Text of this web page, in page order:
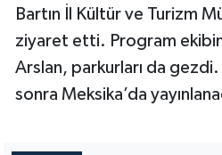
Bartın İl Kültür ve Turizm
ziyaret etti. Program
Arslan, parkurları da gezdi.
sonra Meksika’da